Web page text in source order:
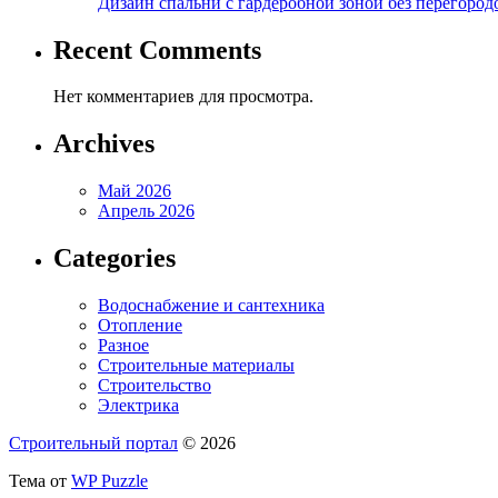
Recent Comments
Нет комментариев для просмотра.
Archives
Май 2026
Апрель 2026
Categories
Водоснабжение и сантехника
Отопление
Разное
Строительные материалы
Строительство
Электрика
Строительный портал © 2026
Тема от WP Puzzle